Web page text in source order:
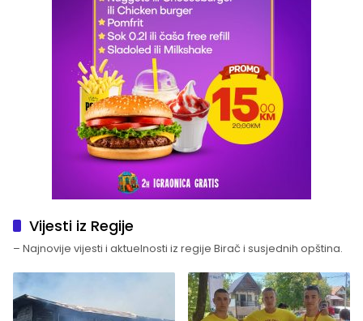
Vijesti iz Regije
– Najnovije vijesti i aktuelnosti iz regije Birač i susjednih opština.